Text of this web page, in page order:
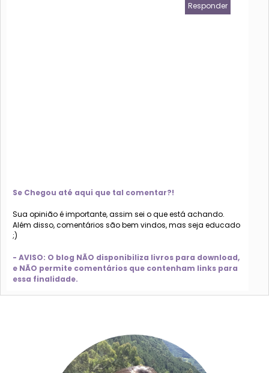
Responder
Se Chegou até aqui que tal comentar?!
Sua opinião é importante, assim sei o que está achando.
Além disso, comentários são bem vindos, mas seja educado
;)
- AVISO: O blog NÃO disponibiliza livros para download,
e NÃO permite comentários que contenham links para
essa finalidade.